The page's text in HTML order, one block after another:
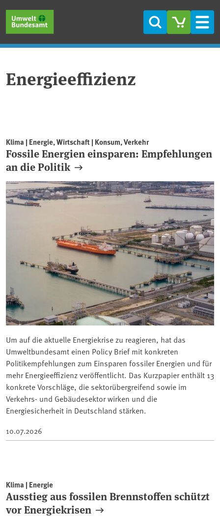
Suche
Energieeffizienz
Klima | Energie, Wirtschaft | Konsum, Verkehr
Fossile Energien einsparen: Empfehlungen
an die Politik
Um auf die aktuelle Energiekrise zu reagieren, hat das
Umweltbundesamt einen Policy Brief mit konkreten
Politikempfehlungen zum Einsparen fossiler Energien und für
mehr Energieeffizienz veröffentlicht. Das Kurzpapier enthält 13
konkrete Vorschläge, die sektorübergreifend sowie im
Verkehrs- und Gebäudesektor wirken und die
Energiesicherheit in Deutschland stärken.
10.07.2026
Klima | Energie
Ausstieg aus fossilen Brennstoffen schützt
vor Energiekrisen